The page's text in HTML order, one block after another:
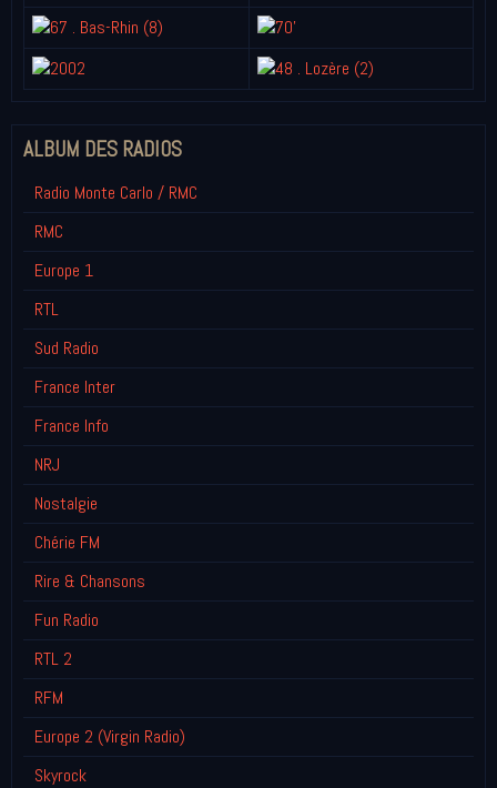
ALBUM DES RADIOS
Radio Monte Carlo / RMC
RMC
Europe 1
RTL
Sud Radio
France Inter
France Info
NRJ
Nostalgie
Chérie FM
Rire & Chansons
Fun Radio
RTL 2
RFM
Europe 2 (Virgin Radio)
Skyrock